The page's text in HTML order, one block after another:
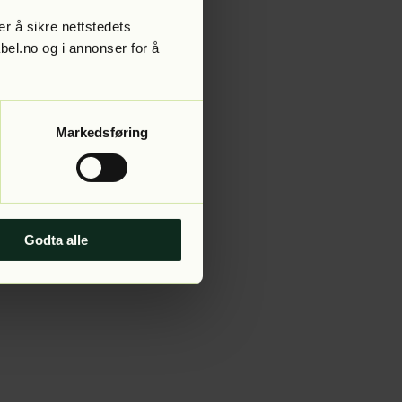
å sikre nettstedets
og i annonser for å
Markedsføring
Godta alle